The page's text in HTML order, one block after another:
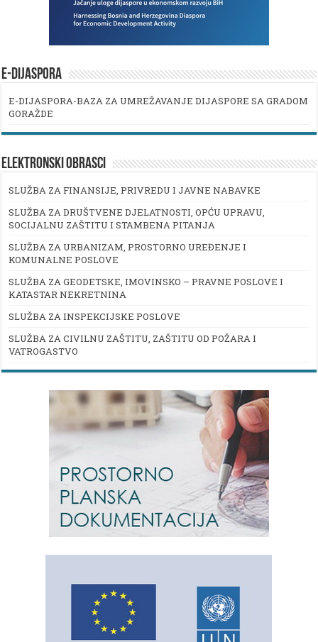
E-DIJASPORA
E-DIJASPORA-BAZA ZA UMREŽAVANJE DIJASPORE SA GRADOM
GORAŽDE
ELEKTRONSKI OBRASCI
SLUŽBA ZA FINANSIJE, PRIVREDU I JAVNE NABAVKE
SLUŽBA ZA DRUŠTVENE DJELATNOSTI, OPĆU UPRAVU,
SOCIJALNU ZAŠTITU I STAMBENA PITANJA
SLUŽBA ZA URBANIZAM, PROSTORNO UREĐENJE I
KOMUNALNE POSLOVE
SLUŽBA ZA GEODETSKE, IMOVINSKO – PRAVNE POSLOVE I
KATASTAR NEKRETNINA
SLUŽBA ZA INSPEKCIJSKE POSLOVE
SLUŽBA ZA CIVILNU ZAŠTITU, ZAŠTITU OD POŽARA I
VATROGASTVO